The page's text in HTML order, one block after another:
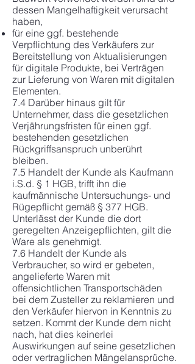
dessen Mangelhaftigkeit verursacht
haben,
für eine ggf. bestehende
Verpflichtung des Verkäufers zur
Bereitstellung von Aktualisierungen
für digitale Produkte, bei Verträgen
zur Lieferung von Waren mit digitalen
Elementen.
7.4 Darüber hinaus gilt für
Unternehmer, dass die gesetzlichen
Verjährungsfristen für einen ggf.
bestehenden gesetzlichen
Rückgriffsanspruch unberührt
bleiben.
7.5 Handelt der Kunde als Kaufmann
i.S.d. § 1 HGB, trifft ihn die
kaufmännische Untersuchungs- und
Rügepflicht gemäß § 377 HGB.
Unterlässt der Kunde die dort
geregelten Anzeigepflichten, gilt die
Ware als genehmigt.
7.6 Handelt der Kunde als
Verbraucher, so wird er gebeten,
angelieferte Waren mit
offensichtlichen Transportschäden
bei dem Zusteller zu reklamieren und
den Verkäufer hiervon in Kenntnis zu
setzen. Kommt der Kunde dem nicht
nach, hat dies keinerlei
Auswirkungen auf seine gesetzlichen
oder vertraglichen Mängelansprüche.